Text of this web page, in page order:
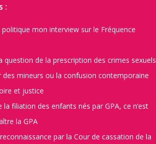
:
mon interview sur le Fréquence
question de la prescription des crimes sexuels
des mineurs ou la confusion contemporaine
et justice
la filiation des enfants nés par GPA, ce n’est
la GPA
par la Cour de cassation de la